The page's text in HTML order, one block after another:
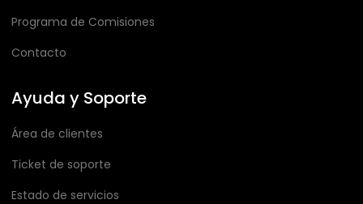
Programa de Comisiones
Contacto
Ayuda y Soporte
Área de clientes
Ticket de soporte
Estado de servicios